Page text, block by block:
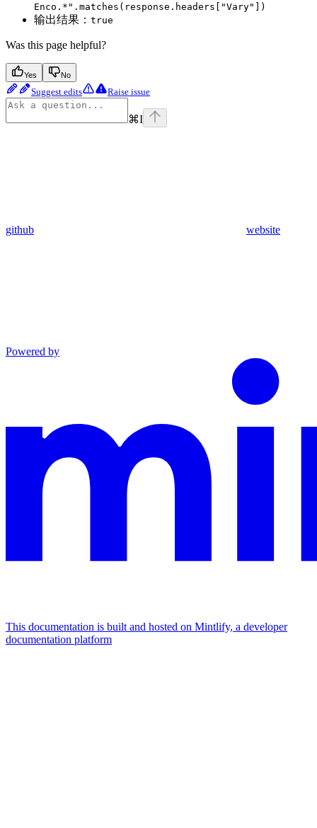
Enco.*".matches(response.headers["Vary"])
输出结果： true
Was this page helpful?
Yes No
Suggest edits Raise issue
⌘I
github website
Powered by
This documentation is built and hosted on Mintlify, a developer
documentation platform